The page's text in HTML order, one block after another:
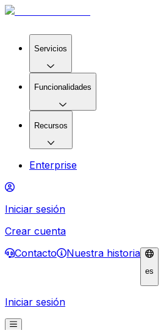
Servicios
Funcionalidades
Recursos
Enterprise
Iniciar sesión
Crear cuenta
Contacto
Nuestra historia
es
Iniciar sesión